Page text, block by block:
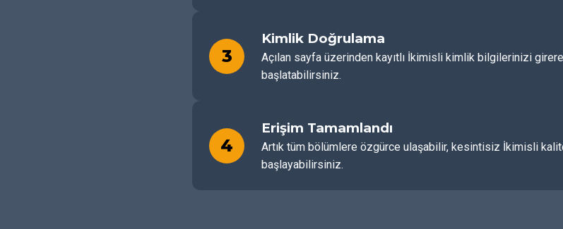
3
Kimlik Doğrulama
Açılan sayfa üzerinden kayıtlı İkimisli kimlik bilgilerinizi
başlatabilirsiniz.
4
Erişim Tamamlandı
Artık tüm bölümlere özgürce ulaşabilir, kesintisiz İkimisli
başlayabilirsiniz.